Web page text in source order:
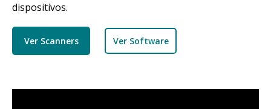
dispositivos.
Ver Scanners Ver Software